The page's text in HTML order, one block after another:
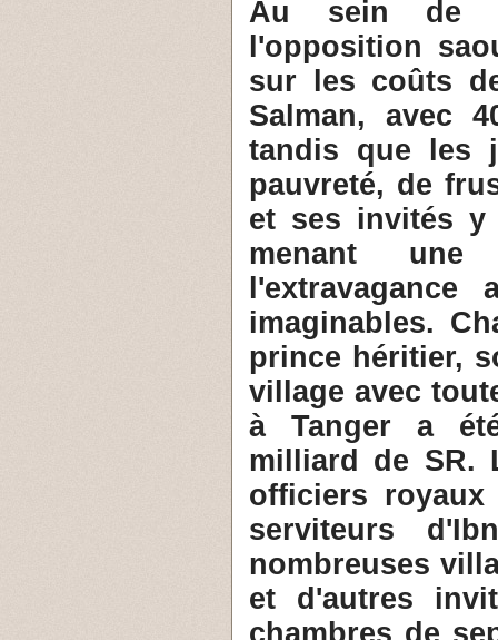
Au sein de
l'opposition
sur les coûts
Salman, avec
tandis que les
pauvreté, de
et ses invités y
menant
imaginables.
prince héritier,
village avec
à Tanger a
milliard de SR.
officiers
serviteurs
nombreuses
et d'autres
chambres de